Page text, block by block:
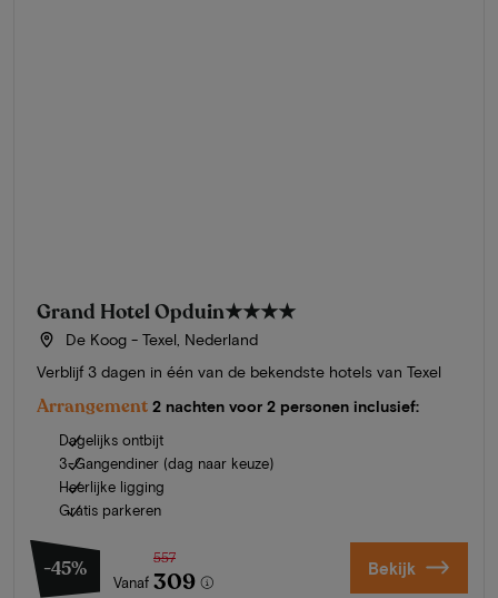
Grand Hotel Opduin★★★★
De Koog - Texel, Nederland
Verblijf 3 dagen in één van de bekendste hotels van Texel
Arrangement 2 nachten voor 2 personen inclusief:
Dagelijks ontbijt
3-Gangendiner (dag naar keuze)
Heerlijke ligging
Gratis parkeren
-45%
Vanaf
557
309 Bekijk